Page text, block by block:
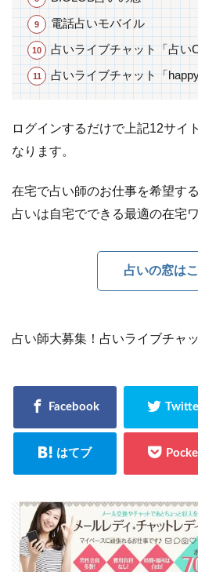
電話占いモバイル
占いライブチャット「占い
占いライブチャット「
ログインするだけで上記12サイ
なります。
在宅で占い師のお仕事を希望す
占いは自宅でできる最適の在宅
占いの窓は
占い師大募集！占いライブチャ